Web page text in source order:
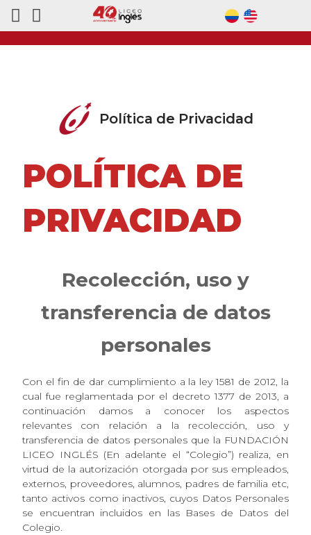
Política de Privacidad
POLÍTICA DE
PRIVACIDAD
Recolección, uso y
transferencia de datos
personales
Con el fin de dar cumplimiento a la ley 1581 de 2012, la
cual fue reglamentada por el decreto 1377 de 2013, a
continuación damos a conocer los aspectos
relevantes con relación a la recolección, uso y
transferencia de datos personales que la FUNDACIÓN
LICEO INGLÉS (En adelante el “Colegio”) realiza, en
virtud de la autorización otorgada por sus empleados,
externos, proveedores, alumnos, padres de familia etc,
tanto activos como inactivos, cuyos Datos Personales
se encuentran incluidos en las Bases de Datos del
Colegio.